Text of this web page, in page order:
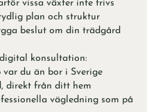
vissa växter inte trivs
plan och struktur
beslut om din trädgård
konsultation:
du än bor i Sverige
direkt från ditt hem
vägledning som på